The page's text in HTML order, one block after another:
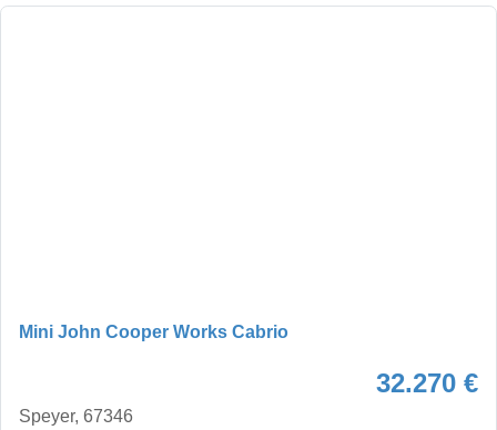
Mini John Cooper Works Cabrio
32.270 €
Speyer, 67346